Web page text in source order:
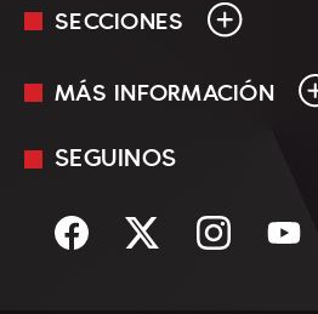
SECCIONES
En Vivo
Sociedad
MÁS INFORMACIÓN
Mediakit
Términos y condiciones
SEGUINOS